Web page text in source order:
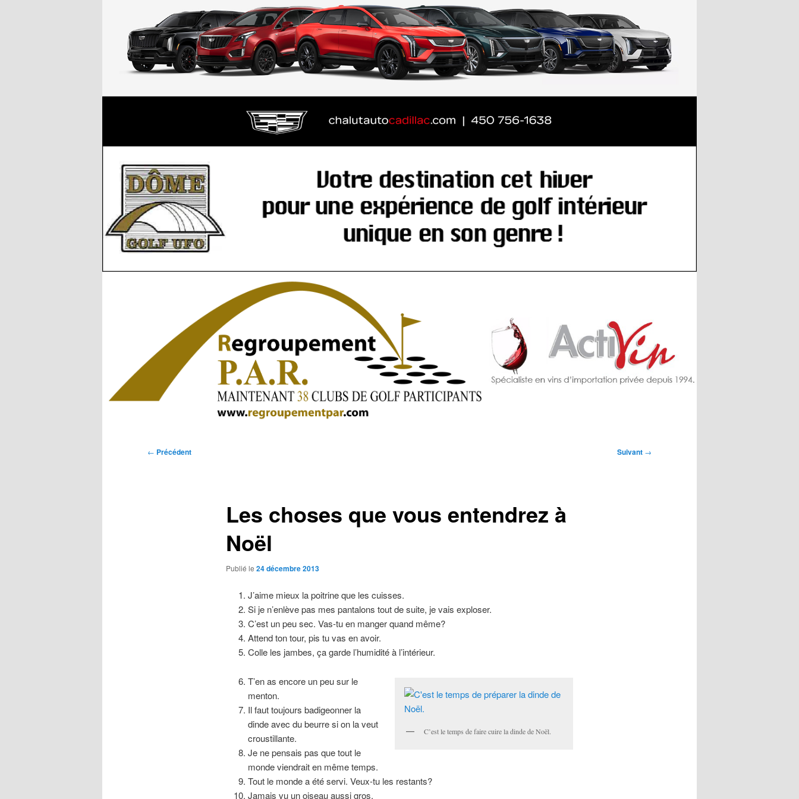
Navigation
← Précédent Suivant →
Les choses que vous entendrez à
Noël
Publié le 24 décembre 2013
J’aime mieux la poitrine que les cuisses.
Si je n’enlève pas mes pantalons tout de suite, je vais exploser.
C’est un peu sec. Vas-tu en manger quand même?
Attend ton tour, pis tu vas en avoir.
Colle les jambes, ça garde l’humidité à l’intérieur.
C’est le temps de faire cuire la dinde de Noël.
T’en as encore un peu sur le
menton.
Il faut toujours badigeonner la
dinde avec du beurre si on la veut
croustillante.
Je ne pensais pas que tout le
monde viendrait en même temps.
Tout le monde a été servi. Veux-tu les restants?
Jamais vu un oiseau aussi gros.